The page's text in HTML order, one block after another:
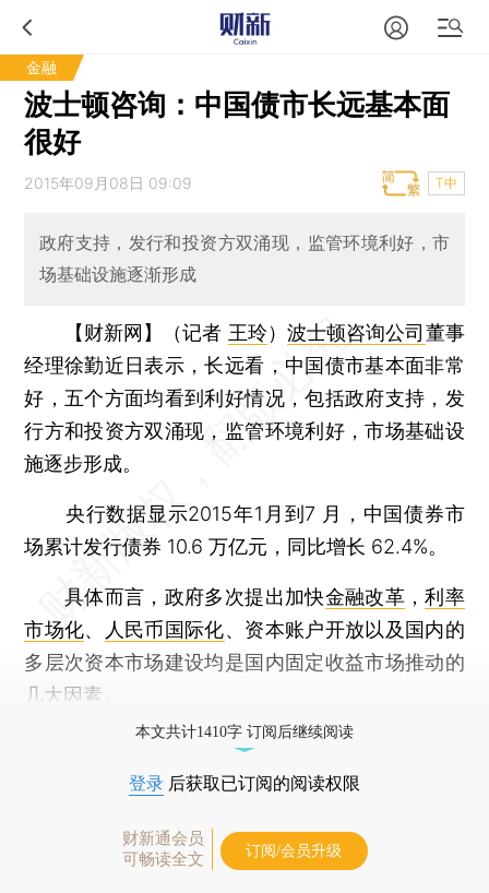
金融
波士顿咨询：中国债市长远基本面
很好
2015年09月08日 09:09 T中
政府支持，发行和投资方双涌现，监管环境利好，市
场基础设施逐渐形成
【财新网】（记者 王玲） 波士顿咨询公司 董事
经理徐勤近日表示，长远看，中国债市基本面非常
好，五个方面均看到利好情况，包括政府支持，发
行方和投资方双涌现，监管环境利好，市场基础设
施逐步形成。
央行数据显示2015年1月到7 月，中国债券市
场累计发行债券 10.6 万亿元，同比增长 62.4%。
具体而言，政府多次提出加快金融改革，利率
市场化、 人民币国际化、资本账户开放以及国内的
多层次资本市场建设均是国内固定收益市场推动的
几大因素。
本文共计1410字 订阅后继续阅读
登录 后获取已订阅的阅读权限
财新通会员
可畅读全文
订阅/会员升级